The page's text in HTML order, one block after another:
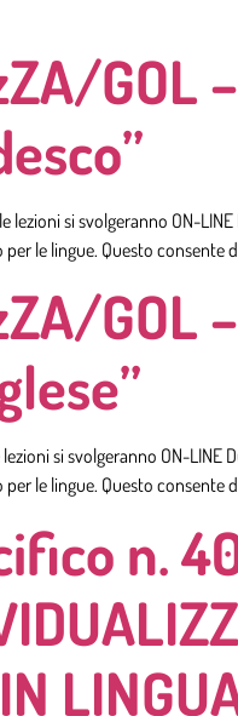
GOL
lezioni si svolgeranno ON-
le lingue. Questo
GOL
lezioni si svolgeranno ON-
le lingue. Questo
n.